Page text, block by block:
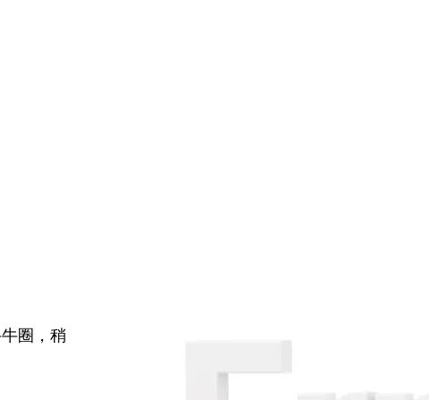
圈，稍